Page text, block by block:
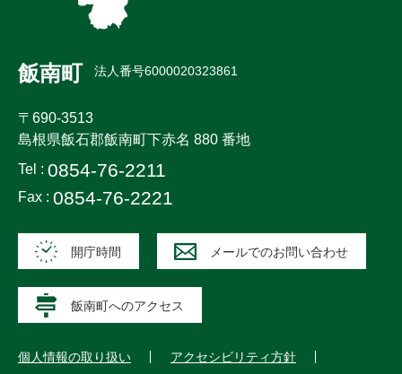
飯南町 法人番号6000020323861
〒690-3513
島根県飯石郡飯南町下赤名 880 番地
Tel : 0854-76-2211
Fax : 0854-76-2221
開庁時間 メールでのお問い合わせ
飯南町へのアクセス
個人情報の取り扱い アクセシビリティ方針